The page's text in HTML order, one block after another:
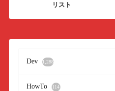
リスト
Dev 1,288
HowTo 114